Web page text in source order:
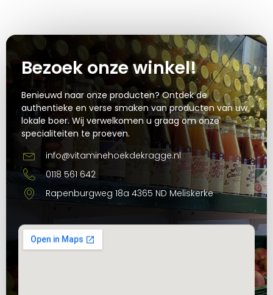
Bezoek onze winkel!
Benieuwd naar onze producten? Ontdek de
authentieke en verse smaken van producten van uw
lokale boer. Wij verwelkomen u graag om onze
specialiteiten te proeven.
info@vitaminehoekdekragge.nl
0118 561 642
Rapenburgweg 18a 4365 ND Meliskerke